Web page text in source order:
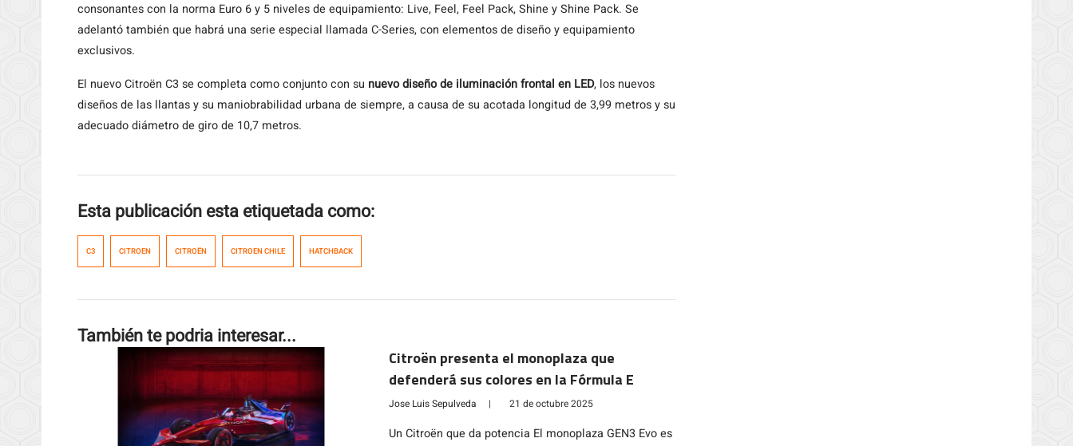
consonantes con la norma Euro 6 y 5 niveles de equipamiento: Live, Feel, Feel Pack, Shine y Shine Pack. Se
adelantó también que habrá una serie especial llamada C-Series, con elementos de diseño y equipamiento
exclusivos.
El nuevo Citroën C3 se completa como conjunto con su nuevo diseño de iluminación frontal en LED, los nuevos
diseños de las llantas y su maniobrabilidad urbana de siempre, a causa de su acotada longitud de 3,99 metros y su
adecuado diámetro de giro de 10,7 metros.
Esta publicación esta etiquetada como:
C3 CITROEN CITROËN CITROEN CHILE HATCHBACK
También te podria interesar...
Citroën presenta el monoplaza que
defenderá sus colores en la Fórmula E
Jose Luis Sepulveda | 21 de octubre 2025
Un Citroën que da potencia El monoplaza GEN3 Evo es